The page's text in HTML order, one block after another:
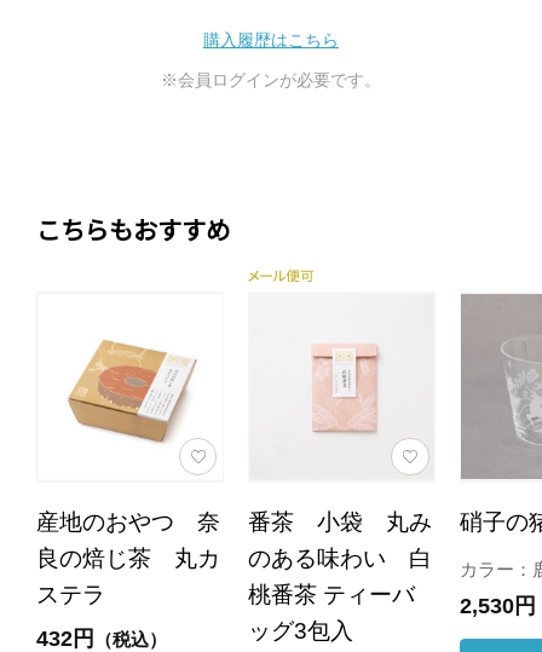
購入履歴はこちら
※会員ログインが必要です。
こちらもおすすめ
産地のおやつ 奈
良の焙じ茶 丸カ
ステラ
432円 （税込）
番茶 小袋 丸み
のある味わい 白
桃番茶 ティーバ
ッグ3包入
硝子の
カラー：
2,530円